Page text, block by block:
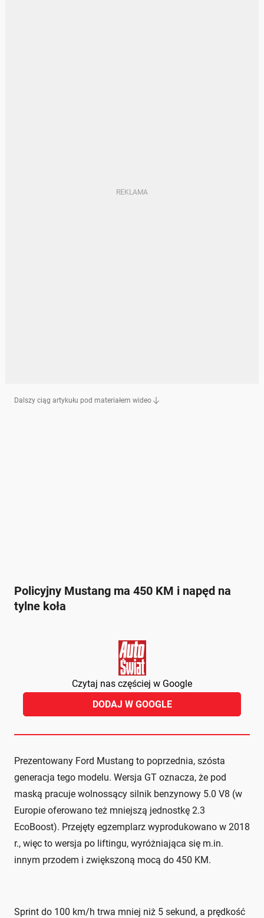
Dalszy ciąg artykułu pod materiałem wideo
Policyjny Mustang ma 450 KM i napęd na
tylne koła
Czytaj nas częściej w Google
DODAJ W GOOGLE
Prezentowany Ford Mustang to poprzednia, szósta
generacja tego modelu. Wersja GT oznacza, że pod
maską pracuje wolnossący silnik benzynowy 5.0 V8 (w
Europie oferowano też mniejszą jednostkę 2.3
EcoBoost). Przejęty egzemplarz wyprodukowano w 2018
r., więc to wersja po liftingu, wyróżniająca się m.in.
innym przodem i zwiększoną mocą do 450 KM.
Sprint do 100 km/h trwa mniej niż 5 sekund, a prędkość